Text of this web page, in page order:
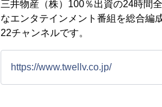
三井物産（株）100％出資の24時間
なエンタテインメント番組を総合編
22チャンネルです。
https://www.twellv.co.jp/